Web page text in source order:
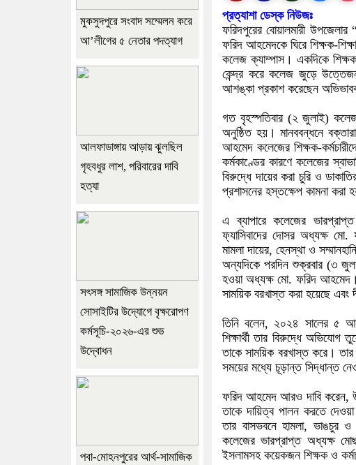
প্রত্যাশা ডেস্ক নিউজঃ
ফরিদপুরের বোয়ালমারী
ফরিদ আহমেদকে ঘিরে শিক্ষক-
কলেজ ক্যাম্পাস। একদিকে শিক্ষক,
কেন্দ্র করে কলেজ জুড়ে
আশঙ্কা প্রকাশ করেছেন
গত বৃহস্পতিবার (২ জুলাই) কলেজ
অনুষ্ঠিত হয়। মানববন্ধনে
আহমেদ কলেজের শিক্ষক-
কর্মকাণ্ডের কারণে কলেজের
বিরুদ্ধে দায়ের করা চুরি ও
প্রশাসনের হস্তক্ষেপ কামনা করা
এ ব্যাপারে কলেজের
ফ্যাসিবাদের দোসর অধ্যক্ষ মো.
মামলা দায়ের, হেনস্থা ও
অন্যদিকে পরদিন শুক্রবার (৩
হওয়া অধ্যক্ষ মো. ফরিদ আহমেদ।
সাময়িক বরখাস্ত করা হয়েছে এবং
তিনি বলেন, ২০২৪ সালের ৫
শিক্ষার্থী তার বিরুদ্ধে অভিযোগ
তাকে সাময়িক বরখাস্ত করে। তার
সময়ের মধ্যে চূড়ান্ত সিদ্ধান্ত
ফরিদ আহমেদ আরও দাবি করেন,
তাকে দায়িত্ব পালন করতে
তার বাসভবনে হামলা, ভাঙচুর
কলেজের ভারপ্রাপ্ত অধ্যক্ষ
ইসলামসহ কয়েকজন শিক্ষক ও
মুকসুদপুরে সংবাদ সম্মেলন করে
আ’লীগের ৫ নেতার পদত্যাগ
আলফাডাঙ্গায় আড়ায় ঝুলছিল
গৃহবধুর লাশ, পরিবারের দাবি
হত্যা
সৎসঙ্গ সামাজিক উন্নয়ন
সোসাইটির উদ্যোগে বৃক্ষরোপণ
কর্মসূচি-২০২৬-এর শুভ
উদ্বোধন
পবা-মোহনপুরের আর্থ-সামাজিক